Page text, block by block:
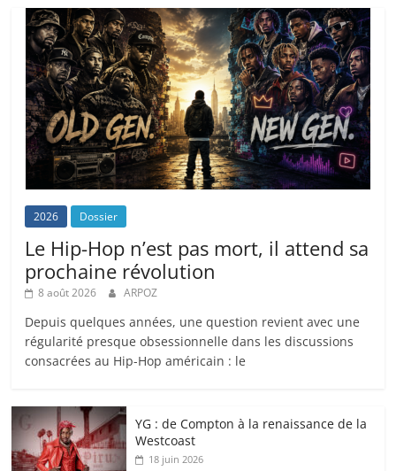
2026 Dossier
Le Hip-Hop n’est pas mort, il attend sa
prochaine révolution
8 août 2026 ARPOZ
Depuis quelques années, une question revient avec une
régularité presque obsessionnelle dans les discussions
consacrées au Hip-Hop américain : le
YG : de Compton à la renaissance de la
Westcoast
18 juin 2026